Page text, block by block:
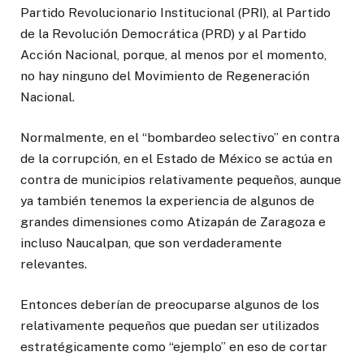
Partido Revolucionario Institucional (PRI), al Partido
de la Revolución Democrática (PRD) y al Partido
Acción Nacional, porque, al menos por el momento,
no hay ninguno del Movimiento de Regeneración
Nacional.
Normalmente, en el “bombardeo selectivo” en contra
de la corrupción, en el Estado de México se actúa en
contra de municipios relativamente pequeños, aunque
ya también tenemos la experiencia de algunos de
grandes dimensiones como Atizapán de Zaragoza e
incluso Naucalpan, que son verdaderamente
relevantes.
Entonces deberían de preocuparse algunos de los
relativamente pequeños que puedan ser utilizados
estratégicamente como “ejemplo” en eso de cortar